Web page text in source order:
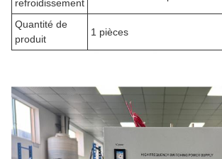
refroidissement
Quantité de
produit
1 pièces